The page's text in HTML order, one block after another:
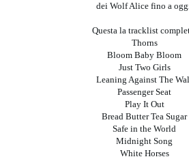
dei Wolf Alice fino a
Questa la tracklist
Thorns
Bloom Baby Bloom
Just Two Girls
Leaning Against The
Passenger Seat
Play It Out
Bread Butter Tea Sugar
Safe in the World
Midnight Song
White Horses